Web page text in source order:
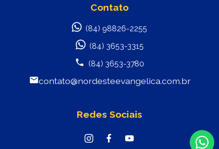
Contato
(84) 98826-2255
(84) 3653-3315
(84) 3653-3780
contato@nordesteevangelica.com.br
Redes Sociais